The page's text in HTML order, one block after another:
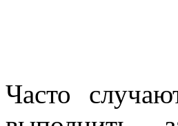
Часто